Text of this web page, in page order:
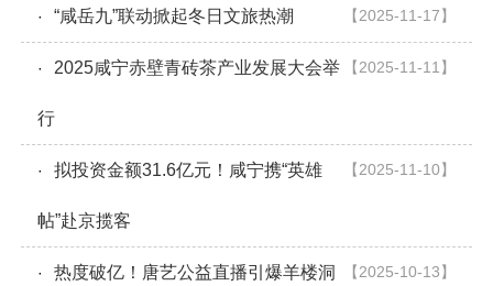
【2025-11-17】
· “咸岳九”联动掀起冬日文旅热潮
【2025-11-11】
· 2025咸宁赤壁青砖茶产业发展大会举
行
【2025-11-10】
· 拟投资金额31.6亿元！咸宁携“英雄
帖”赴京揽客
【2025-10-13】
· 热度破亿！唐艺公益直播引爆羊楼洞